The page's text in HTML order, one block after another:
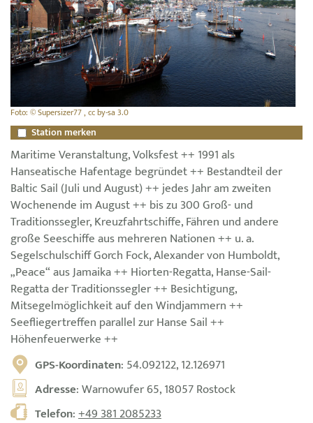
Foto: © Supersizer77 , cc by-sa 3.0
Station merken
Maritime Veranstaltung, Volksfest ++ 1991 als
Hanseatische Hafentage begründet ++ Bestandteil der
Baltic Sail (Juli und August) ++ jedes Jahr am zweiten
Wochenende im August ++ bis zu 300 Groß- und
Traditionssegler, Kreuzfahrtschiffe, Fähren und andere
große Seeschiffe aus mehreren Nationen ++ u. a.
Segelschulschiff Gorch Fock, Alexander von Humboldt,
„Peace“ aus Jamaika ++ Hiorten-Regatta, Hanse-Sail-
Regatta der Traditionssegler ++ Besichtigung,
Mitsegelmöglichkeit auf den Windjammern ++
Seefliegertreffen parallel zur Hanse Sail ++
Höhenfeuerwerke ++
GPS-Koordinaten: 54.092122, 12.126971
Adresse: Warnowufer 65, 18057 Rostock
Telefon:+49 381 2085233